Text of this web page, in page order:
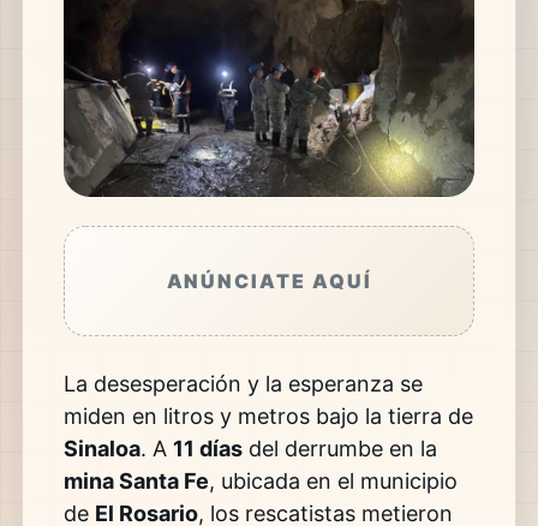
ANÚNCIATE AQUÍ
La desesperación y la esperanza se
miden en litros y metros bajo la tierra de
Sinaloa. A 11 díasdel derrumbe en la
mina Santa Fe, ubicada en el municipio
de El Rosario, los rescatistas metieron